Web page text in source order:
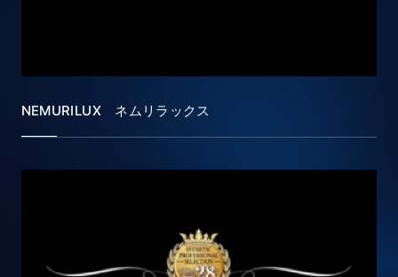
NEMURILUX ネムリラックス